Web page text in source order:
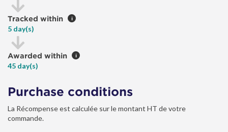
Tracked within i
5 day(s)
Awarded within i
45 day(s)
Purchase conditions
La Récompense est calculée sur le montant HT de votre
commande.